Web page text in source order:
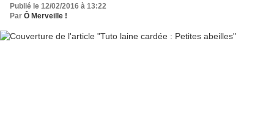
Publié le 12/02/2016 à 13:22
Par Ô Merveille !